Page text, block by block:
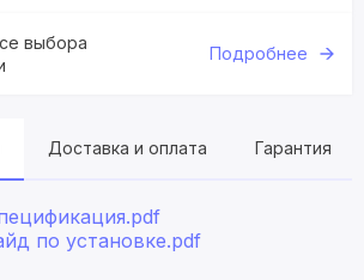
выбора
Подробнее
Доставка и оплата Гарантия
по установке.pdf